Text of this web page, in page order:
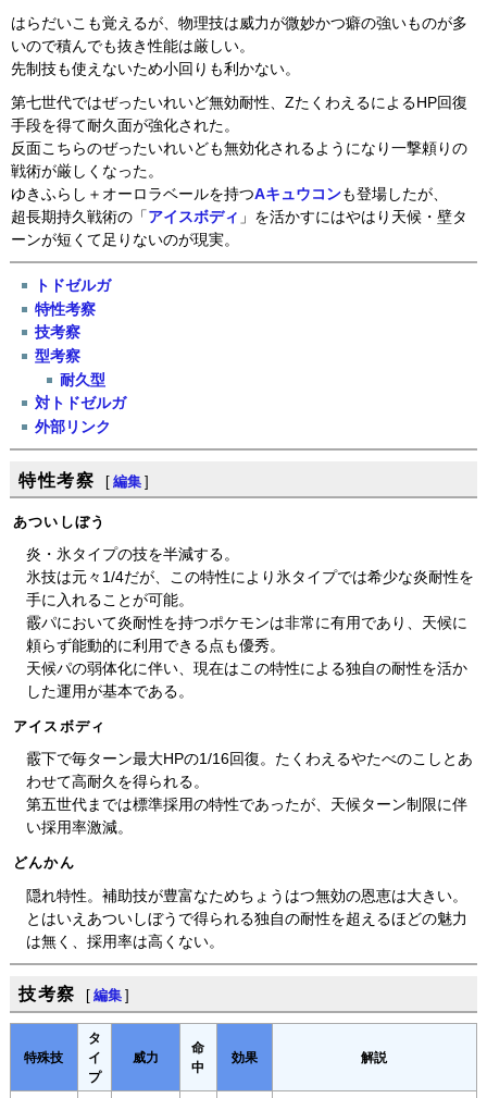
はらだいこも覚えるが、物理技は威力が微妙かつ癖の強いものが多
いので積んでも抜き性能は厳しい。
先制技も使えないため小回りも利かない。
第七世代ではぜったいれいど無効耐性、ZたくわえるによるHP回復
手段を得て耐久面が強化された。
反面こちらのぜったいれいども無効化されるようになり一撃頼りの
戦術が厳しくなった。
ゆきふらし＋オーロラベールを持つAキュウコンも登場したが、
超長期持久戦術の「 アイスボディ 」を活かすにはやはり天候・壁タ
ーンが短くて足りないのが現実。
トドゼルガ
特性考察
技考察
型考察
耐久型
対トドゼルガ
外部リンク
特性考察 [ 編集 ]
あついしぼう
炎・氷タイプの技を半減する。
氷技は元々1/4だが、この特性により氷タイプでは希少な炎耐性を
手に入れることが可能。
霰パにおいて炎耐性を持つポケモンは非常に有用であり、天候に
頼らず能動的に利用できる点も優秀。
天候パの弱体化に伴い、現在はこの特性による独自の耐性を活か
した運用が基本である。
アイスボディ
霰下で毎ターン最大HPの1/16回復。たくわえるやたべのこしとあ
わせて高耐久を得られる。
第五世代までは標準採用の特性であったが、天候ターン制限に伴
い採用率激減。
どんかん
隠れ特性。補助技が豊富なためちょうはつ無効の恩恵は大きい。
とはいえあついしぼうで得られる独自の耐性を超えるほどの魅力
は無く、採用率は高くない。
技考察 [ 編集 ]
特殊技
タ
イ
プ
威力
命
中
効果 解説